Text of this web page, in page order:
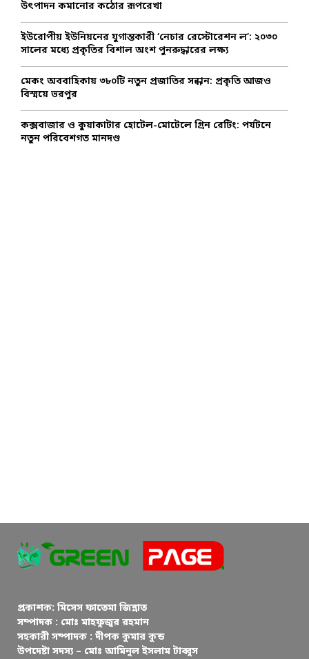
উৎপাদন কমানোর কঠোর রূপরেখা
ইউরোপীয় ইউনিয়নের যুগান্তকারী ‘নেচার রেস্টোরেশন ল’: ২০৩০
সালের মধ্যে প্রকৃতির বিশাল অংশ পুনরুদ্ধারের লক্ষ্য
মেকং অববাহিকায় ৩৮০টি নতুন প্রজাতির সন্ধান: প্রকৃতি আজও
বিস্ময়ে ভরপুর
কক্সবাজার ও কুয়াকাটার হোটেল-মোটেলে গ্রিন রেটিং: পর্যটনে
নতুন পরিবেশগত মানদণ্ড
প্রকাশক: মিসেস ফাতেমা জিন্নাত
সম্পাদক : মোঃ মাহফুজুর রহমান
সহকারী সম্পাদক : দীপক কুমার কুন্ড
উপদেষ্টা সদস্য – মোঃ আমিনুল ইসলাম টাব্বুস